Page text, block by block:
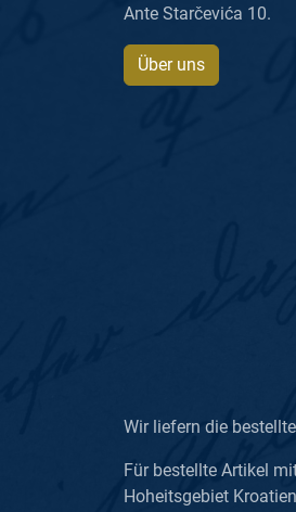
Ante Starčevića 10.
Über uns
Wir liefern die
Für bestellte Artikel
Hoheitsgebiet